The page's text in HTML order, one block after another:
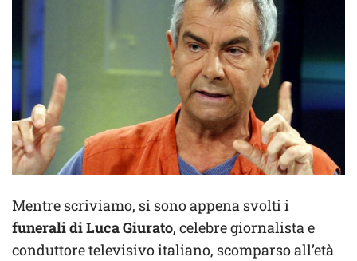
Mentre scriviamo, si sono appena svolti i
funerali di Luca Giurato, celebre giornalista e
conduttore televisivo italiano, scomparso all’età